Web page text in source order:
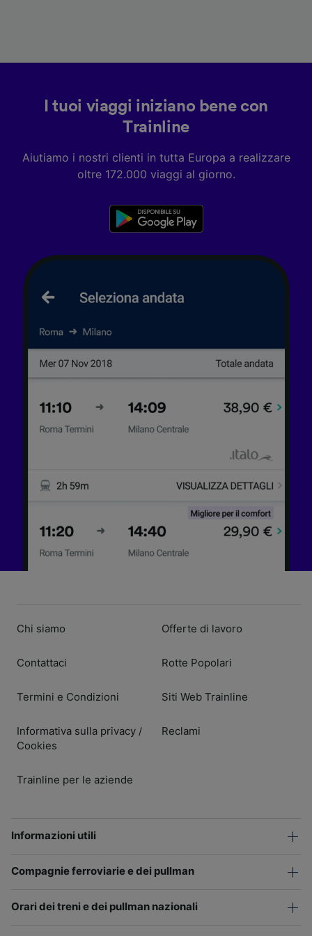
I tuoi viaggi iniziano bene con
Trainline
Aiutiamo i nostri clienti in tutta Europa a realizzare
oltre 172.000 viaggi al giorno.
Chi siamo
Contattaci
Termini e Condizioni
Informativa sulla privacy /
Cookies
Trainline per le aziende
Offerte di lavoro
Rotte Popolari
Siti Web Trainline
Reclami
Informazioni utili
Compagnie ferroviarie e dei pullman
Orari dei treni e dei pullman nazionali